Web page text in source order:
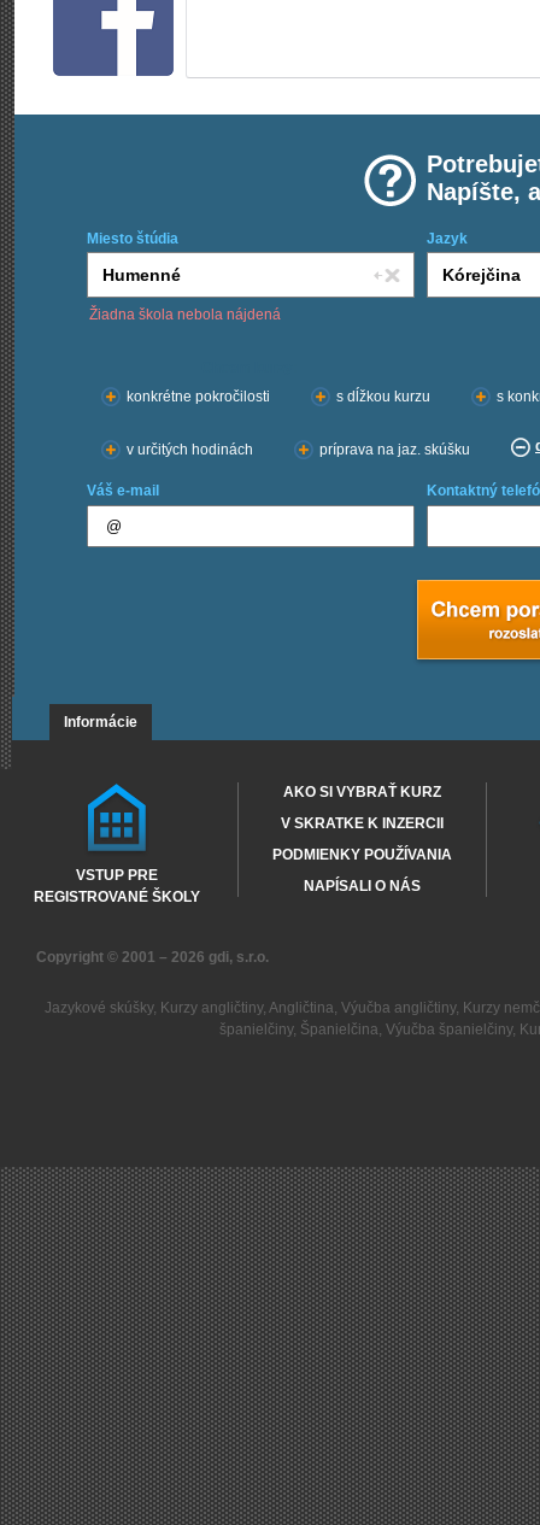
Napíšte,
Miesto štúdia Jazyk
Žiadna škola nebola nájdená
konkrétne pokročilosti
s dĺžkou kurzu s
v určitých hodinách príprava na jaz. skúšku
Váš e-mail Kontaktný
Informácie
VSTUP PRE
REGISTROVANÉ ŠKOLY
AKO SI VYBRAŤ KURZ
V SKRATKE K INZERCII
PODMIENKY POUŽÍVANIA
NAPÍSALI O NÁS
Copyright © 2001 – 2026 gdi, s.r.o.
Jazykové skúšky, Kurzy angličtiny, Angličtina, Výučba angličtiny, Kurzy
španielčiny, Španielčina, Výučba španielčiny,